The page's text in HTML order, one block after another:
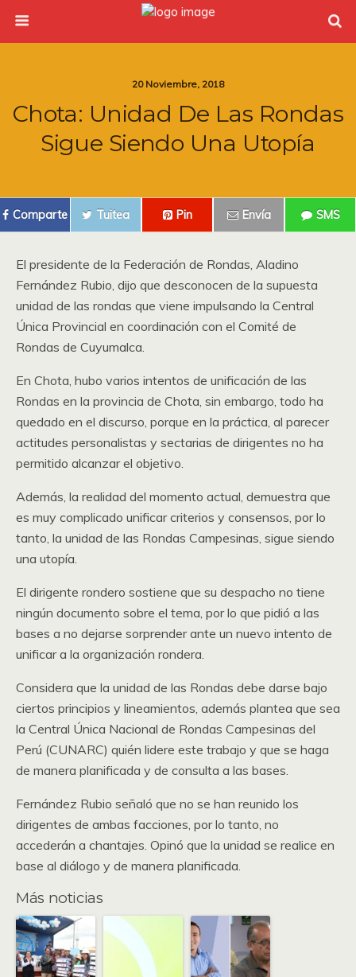
20 Noviembre, 2018
Chota: Unidad De Las Rondas
Sigue Siendo Una Utopía
Comparte Tuitea Pin Envía SMS
El presidente de la Federación de Rondas, Aladino
Fernández Rubio, dijo que desconocen de la supuesta
unidad de las rondas que viene impulsando la Central
Única Provincial en coordinación con el Comité de
Rondas de Cuyumalca.
En Chota, hubo varios intentos de unificación de las
Rondas en la provincia de Chota, sin embargo, todo ha
quedado en el discurso, porque en la práctica, al parecer
actitudes personalistas y sectarias de dirigentes no ha
permitido alcanzar el objetivo.
Además, la realidad del momento actual, demuestra que
es muy complicado unificar criterios y consensos, por lo
tanto, la unidad de las Rondas Campesinas, sigue siendo
una utopía.
El dirigente rondero sostiene que su despacho no tiene
ningún documento sobre el tema, por lo que pidió a las
bases a no dejarse sorprender ante un nuevo intento de
unificar a la organización rondera.
Considera que la unidad de las Rondas debe darse bajo
ciertos principios y lineamientos, además plantea que sea
la Central Única Nacional de Rondas Campesinas del
Perú (CUNARC) quién lidere este trabajo y que se haga
de manera planificada y de consulta a las bases.
Fernández Rubio señaló que no se han reunido los
dirigentes de ambas facciones, por lo tanto, no
accederán a chantajes. Opinó que la unidad se realice en
base al diálogo y de manera planificada.
Más noticias